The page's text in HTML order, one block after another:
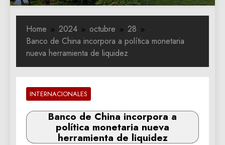
Home 2024 octubre
28
Banco de China incorpora a política monetaria
nueva herramienta de liquidez
INTERNACIONALES
Banco de China incorpora a
política monetaria nueva
herramienta de liquidez